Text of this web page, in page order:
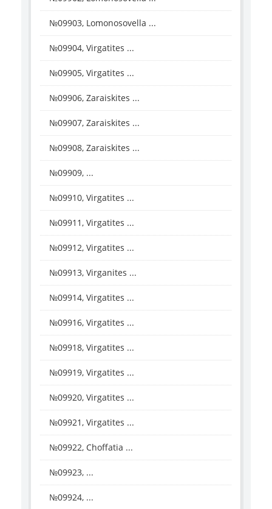
№09903, Lomonosovella ...
№09904, Virgatites ...
№09905, Virgatites ...
№09906, Zaraiskites ...
№09907, Zaraiskites ...
№09908, Zaraiskites ...
№09909, ...
№09910, Virgatites ...
№09911, Virgatites ...
№09912, Virgatites ...
№09913, Virganites ...
№09914, Virgatites ...
№09916, Virgatites ...
№09918, Virgatites ...
№09919, Virgatites ...
№09920, Virgatites ...
№09921, Virgatites ...
№09922, Choffatia ...
№09923, ...
№09924, ...